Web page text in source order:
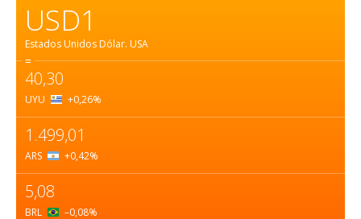
USD1
Estados Unidos Dólar. USA
=
40,30
UYU +0,26%
1.499,01
ARS +0,42%
5,08
BRL –0,08%